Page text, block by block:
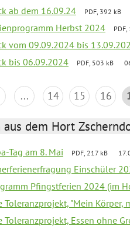
ab dem 16.09.24 PDF, 392 kB
Herbst 2024
vom 09.09.2024 bis
bis 06.09.2024 PDF, 503 kB
... 14 15 16
dem Hort
Tag am 8. Mai PDF, 217 kB
Einschüler
Pfingstferien 2024 (im
Toleranzprojekt, "Mein Körper,
Toleranzprojekt, Essen ohne